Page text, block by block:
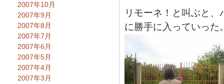
リモーネ！と叫ぶと
に勝手に入っていった
2007年10月
2007年9月
2007年8月
2007年7月
2007年6月
2007年5月
2007年4月
2007年3月